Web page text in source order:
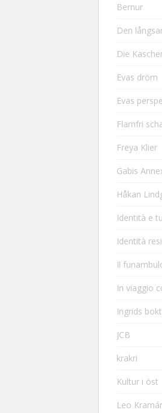
Bernur
Den
Die
Evas dröm
Evas
Flarnfri
Freya Klier
Gabis
Håkan
Identità e
Identità
Il
In viaggio
Ingrids
JCB
krakri
Kultur i öst
Leo Kramár